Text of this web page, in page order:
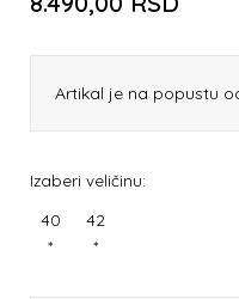
Artikal je na popustu
Izaberi veličinu:
40
*
42
*